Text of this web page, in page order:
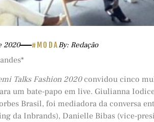
2020 #MODABy: Redação
Talks Fashion 2020convidou cinco
um bate-papo em live. Giulianna
Brasil, foi mediadora da conversa
da Inbrands), Danielle Bibas (vice-